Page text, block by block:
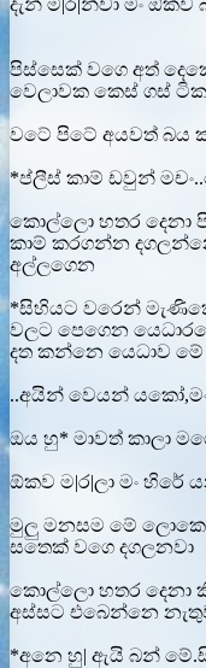
දැන් ම|ර|න්වා මං ඕකව
පිස්සෙක් වගෙ අත්
වෙලාවක කෙස් ගස්
වටේ පිටේ අයවත් බය
*ප්ලීස් කාම් ඩවුන්
කොල්ලො හතර දෙනා
කාම් කරගන්න
අල්ලගෙන
*සිහියට වරෙන්
වලට පෙගෙන
දත කන්නෙ යෙධාව
..අයින් වෙයන්
ඔය හු* මාවත් කාලා
ඕකව ම|ර|ලා මං හිරේ
මුලු මනසම මේ
සතෙක් වගෙ දගලනවා
කොල්ලො හතර දෙනා
අස්සට එබෙන්නෙ
*අනෙ හු| ඇයි බන්